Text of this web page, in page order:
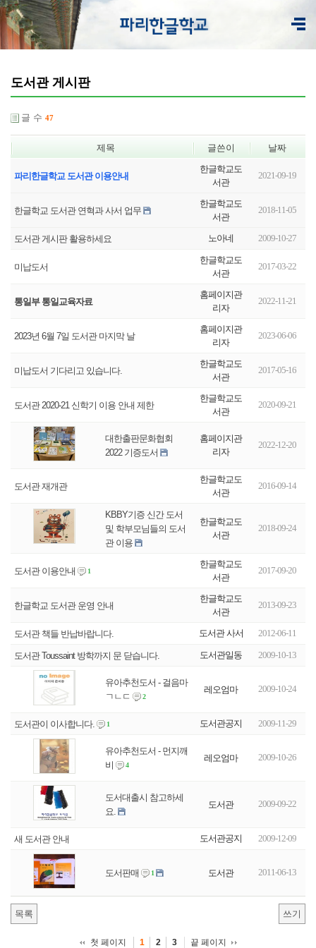
도서관 게시판
글 수 47
제목 글쓴이 날짜
파리한글학교 도서관 이용안내
한글학교도
서관
2021-09-19
한글학교 도서관 연혁과 사서 업무
한글학교도
서관
2018-11-05
도서관 게시판 활용하세요 노아네 2009-10-27
미납도서
한글학교도
서관
2017-03-22
통일부 통일교육자료
홈페이지관
리자
2022-11-21
2023년 6월 7일 도서관 마지막 날
홈페이지관
리자
2023-06-06
미납도서 기다리고 있습니다.
한글학교도
서관
2017-05-16
도서관 2020-21 신학기 이용 안내 제한
한글학교도
서관
2020-09-21
대한출판문화협회
2022 기증도서
홈페이지관
리자
2022-12-20
도서관 재개관
한글학교도
서관
2016-09-14
KBBY기증 신간 도서
및 학부모님들의 도서
관 이용
한글학교도
서관
2018-09-24
도서관 이용안내 1
한글학교도
서관
2017-09-20
한글학교 도서관 운영 안내
한글학교도
서관
2013-09-23
도서관 책들 반납바랍니다. 도서관 사서 2012-06-11
도서관 Toussaint 방학까지 문 닫습니다. 도서관일동 2009-10-13
유아추천도서 - 걸음마
ㄱㄴㄷ
2
레오엄마 2009-10-24
도서관이 이사합니다. 1 도서관공지 2009-11-29
유아추천도서 - 먼지깨
비
4
레오엄마 2009-10-26
도서대출시 참고하세
요.
도서관 2009-09-22
새 도서관 안내 도서관공지 2009-12-09
도서판매 1 도서관 2011-06-13
목록 쓰기
첫 페이지 1 2 3 끝 페이지